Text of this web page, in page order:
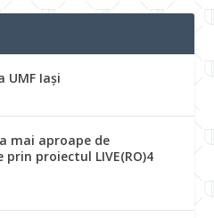
UMF Iași
mai aproape de
proiectul LIVE(RO)4